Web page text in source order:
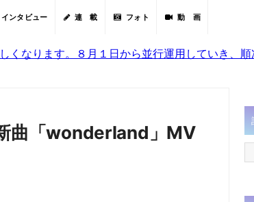
インタビュー 連 載 フォト 動 画
なります。８月１日から並行運用していき、順
曲「wonderland」MV